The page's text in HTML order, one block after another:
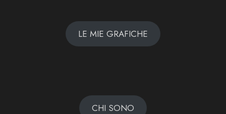
LE MIE GRAFICHE
CHI SONO